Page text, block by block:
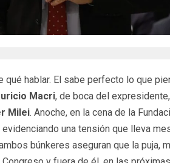
qué hablar. El sabe perfecto lo que
Macri, de boca del
Milei. Anoche, en la cena de la
evidenciando una tensión que lleva
búnkeres aseguran que la puja,